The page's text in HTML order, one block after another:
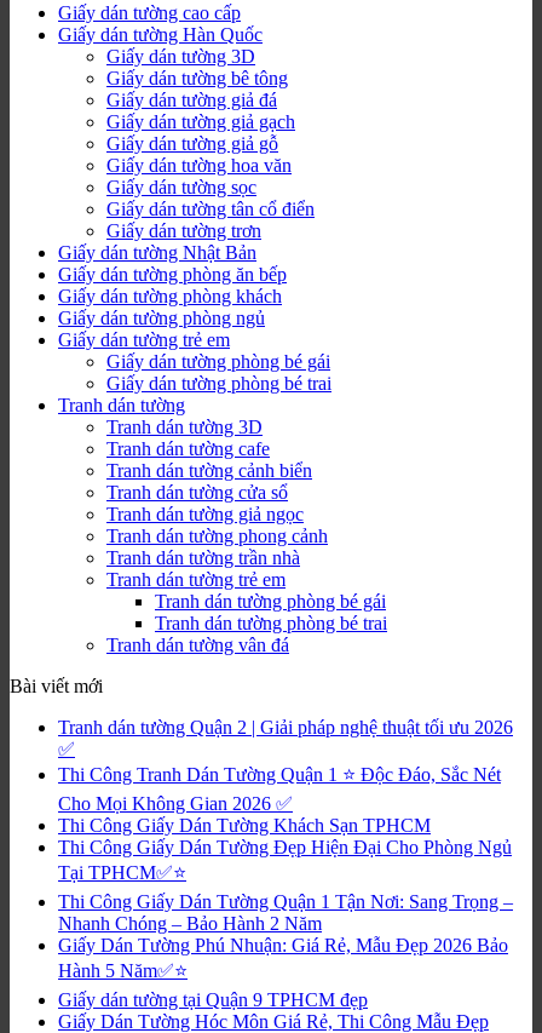
Giấy dán tường cao cấp
Giấy dán tường Hàn Quốc
Giấy dán tường 3D
Giấy dán tường bê tông
Giấy dán tường giả đá
Giấy dán tường giả gạch
Giấy dán tường giả gỗ
Giấy dán tường hoa văn
Giấy dán tường sọc
Giấy dán tường tân cổ điển
Giấy dán tường trơn
Giấy dán tường Nhật Bản
Giấy dán tường phòng ăn bếp
Giấy dán tường phòng khách
Giấy dán tường phòng ngủ
Giấy dán tường trẻ em
Giấy dán tường phòng bé gái
Giấy dán tường phòng bé trai
Tranh dán tường
Tranh dán tường 3D
Tranh dán tường cafe
Tranh dán tường cảnh biển
Tranh dán tường cửa sổ
Tranh dán tường giả ngọc
Tranh dán tường phong cảnh
Tranh dán tường trần nhà
Tranh dán tường trẻ em
Tranh dán tường phòng bé gái
Tranh dán tường phòng bé trai
Tranh dán tường vân đá
Bài viết mới
Tranh dán tường Quận 2 | Giải pháp nghệ thuật tối ưu 2026
✅
Thi Công Tranh Dán Tường Quận 1 ⭐ Độc Đáo, Sắc Nét
Cho Mọi Không Gian 2026 ✅
Thi Công Giấy Dán Tường Khách Sạn TPHCM
Thi Công Giấy Dán Tường Đẹp Hiện Đại Cho Phòng Ngủ
Tại TPHCM✅⭐
Thi Công Giấy Dán Tường Quận 1 Tận Nơi: Sang Trọng –
Nhanh Chóng – Bảo Hành 2 Năm
Giấy Dán Tường Phú Nhuận: Giá Rẻ, Mẫu Đẹp 2026 Bảo
Hành 5 Năm✅⭐
Giấy dán tường tại Quận 9 TPHCM đẹp
Giấy Dán Tường Hóc Môn Giá Rẻ, Thi Công Mẫu Đẹp